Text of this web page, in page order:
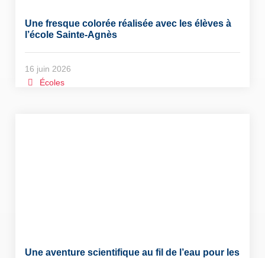
Une fresque colorée réalisée avec les élèves à
l’école Sainte-Agnès
16 juin 2026
Écoles
Une aventure scientifique au fil de l’eau pour les